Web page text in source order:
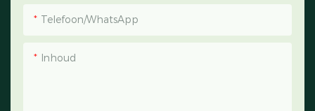
Telefoon/WhatsApp
Inhoud